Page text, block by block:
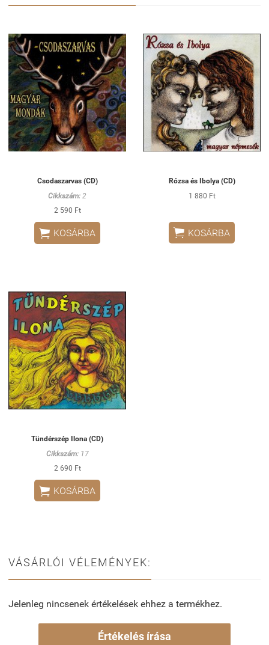
Csodaszarvas (CD)
Cikkszám: 2
2 590 Ft
 KOSÁRBA
Rózsa és Ibolya (CD)
1 880 Ft
 KOSÁRBA
Tündérszép Ilona (CD)
Cikkszám:17
2 690 Ft
 KOSÁRBA
VÁSÁRLÓI VÉLEMÉNYEK:
Jelenleg nincsenek értékelések ehhez a termékhez.
Értékelés írása